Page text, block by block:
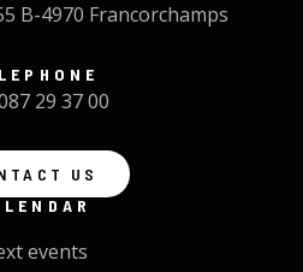
B-4970 Francorchamps
29 37 00
US
events